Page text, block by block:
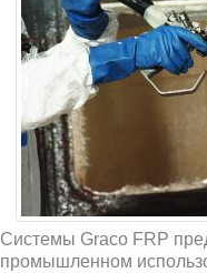
Системы Graco FRP
промышленном